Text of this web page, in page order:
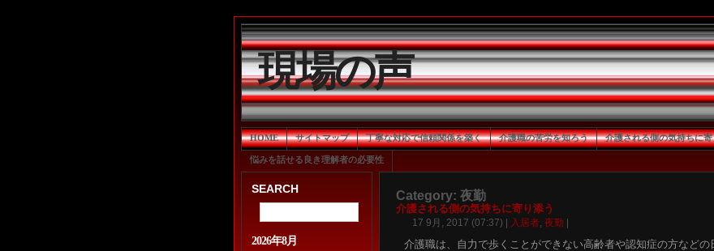
現場の声
HOME サイトマップ 丁寧な対応で信頼関係を築く 介護職の苦労を知ろう 介護される側の気持ちに
悩みを話せる良き理解者の必要性
Category: 夜勤
介護される側の気持ちに寄り添う
17 9月, 2017 (07:37) | 入居者 夜勤
介護職は、自力で歩くことができない高齢者や認知症の方などの
SEARCH
2026年8月